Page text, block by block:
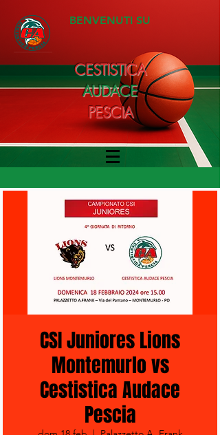
BENVENUTI SU
CESTISTICA
AUDACE
PESCIA
CSI Juniores Lions
Montemurlo vs
Cestistica Audace
Pescia